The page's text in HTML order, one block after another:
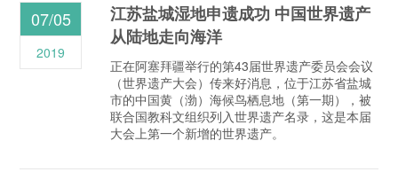
江苏盐城湿地申遗成功 中国世界遗产
从陆地走向海洋
正在阿塞拜疆举行的第43届世界遗产委员会会议
（世界遗产大会）传来好消息，位于江苏省盐城
市的中国黄（渤）海候鸟栖息地（第一期），被
联合国教科文组织列入世界遗产名录，这是本届
大会上第一个新增的世界遗产。
07/05
2019